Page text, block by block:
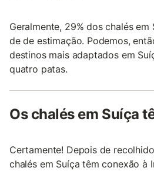
Geralmente, 29% dos chalés em
de de estimação. Podemos,
destinos mais adaptados em
quatro patas.
Os chalés em Suíça
Certamente! Depois de
chalés em Suíça têm conexão à